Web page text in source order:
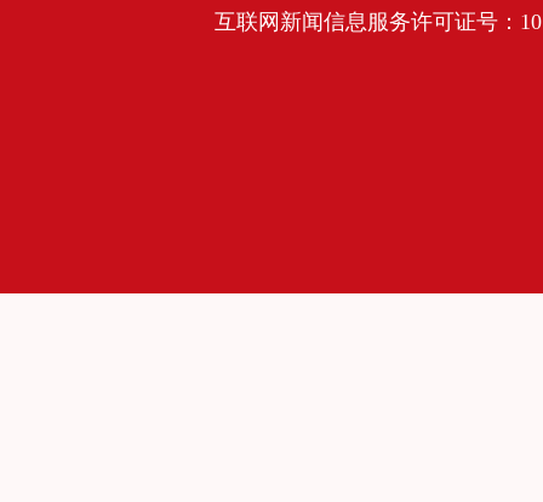
互联网新闻信息服务许可证号：